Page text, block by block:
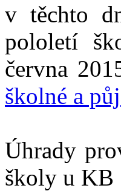
v těchto
pololetí
června
školné a
Úhrady
školy u KB